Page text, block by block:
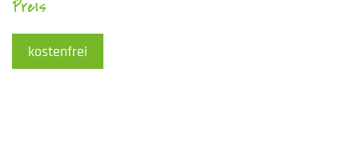
Preis
kostenfrei